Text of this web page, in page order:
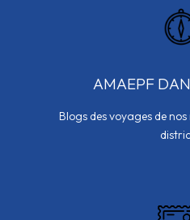
AMAEPF
Blogs des voyages de